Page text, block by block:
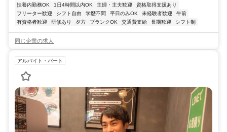
扶養内勤務OK 1日4時間以内OK 主婦・主夫歓迎
資格取得支援あり
フリーター歓迎
シフト自由 学歴不問 平日のみOK 未経験者歓迎
午前
有資格者歓迎
研修あり 夕方 ブランクOK 交通費支給 長期歓迎 シフト制
同じ企業の求人
アルバイト・パート